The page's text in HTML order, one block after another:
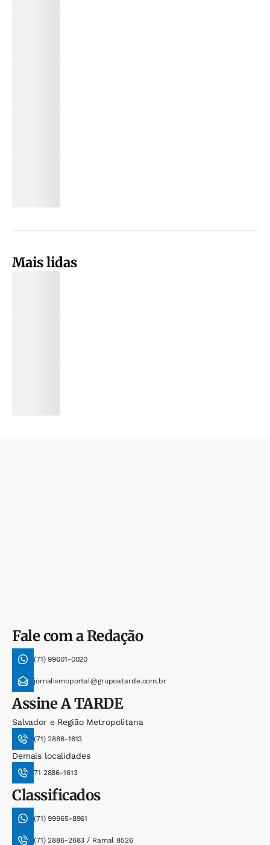
Mais lidas
Fale com a Redação
(71) 99601-0020
jornalismoportal@grupoatarde.com.br
AssineA TARDE
Salvador e Região Metropolitana
(71) 2886-1613
Demais localidades
71 2886-1613
Classificados
(71) 99965-8961
(71) 2886-2683 / Ramal 8526